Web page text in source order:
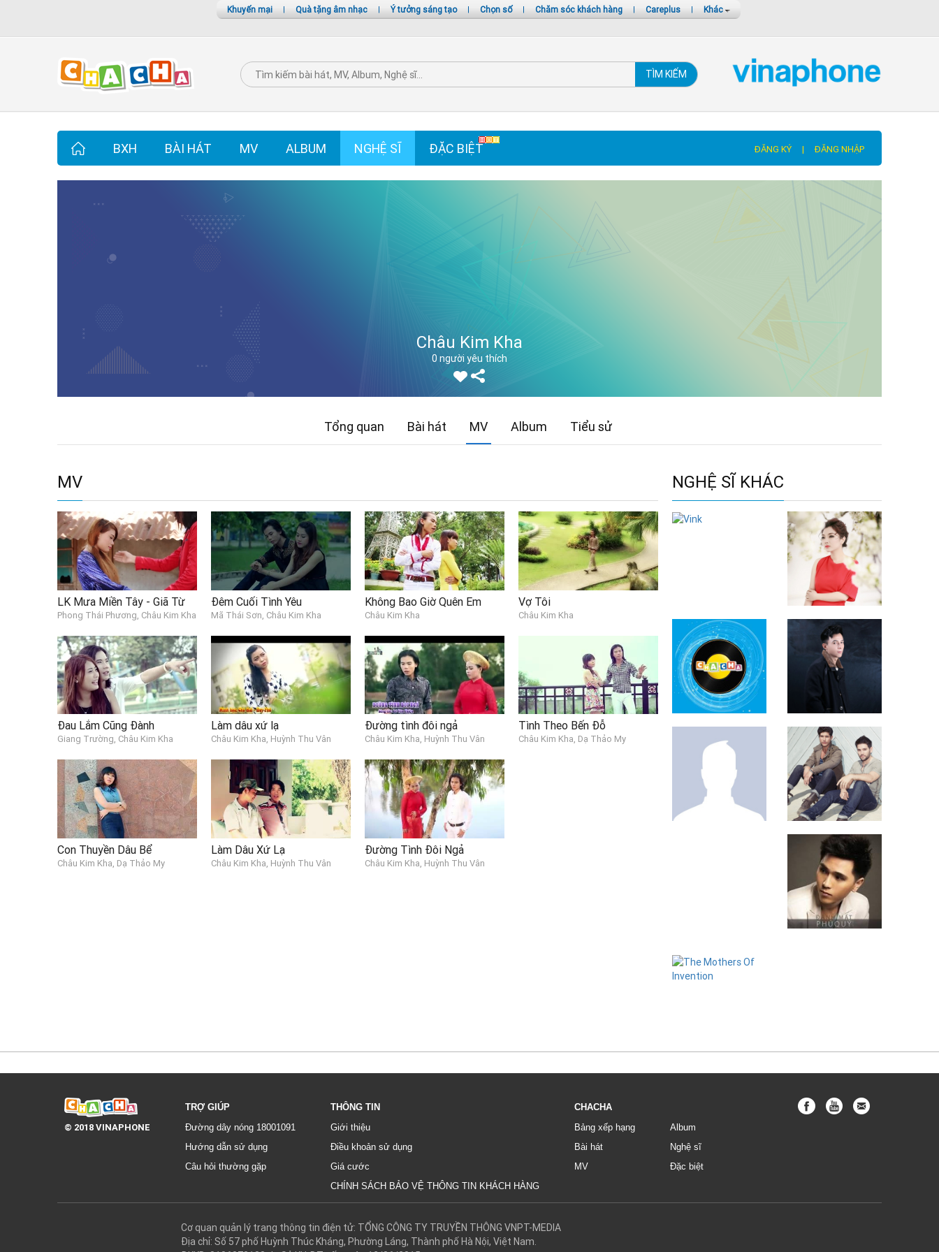
Khuyến mại | Quà tặng âm nhạc | Ý tưởng sáng tạo | Chọn số | Chăm sóc khách hàng | Careplus | Khác
TÌM KIẾM
BXH BÀI HÁT MV ALBUM NGHỆ SĨ ĐẶC BIỆT ĐĂNG KÝ | ĐĂNG NHẬP
Châu Kim Kha
0 người yêu thích
Tổng quan Bài hát MV Album Tiểu sử
MV
LK Mưa Miền Tây - Giã Từ
Phong Thái Phương, Châu Kim Kha
Đêm Cuối Tình Yêu
Mã Thái Sơn, Châu Kim Kha
Không Bao Giờ Quên Em
Châu Kim Kha
Vợ Tôi
Châu Kim Kha
Đau Lắm Cũng Đành
Giang Trường, Châu Kim Kha
Làm dâu xứ lạ
Châu Kim Kha, Huỳnh Thu Vân
Đường tình đôi ngả
Châu Kim Kha, Huỳnh Thu Vân
Tình Theo Bến Đỗ
Châu Kim Kha, Dạ Thảo My
Con Thuyền Dâu Bể
Châu Kim Kha, Dạ Thảo My
Làm Dâu Xứ Lạ
Châu Kim Kha, Huỳnh Thu Vân
Đường Tình Đôi Ngả
Châu Kim Kha, Huỳnh Thu Vân
NGHỆ SĨ KHÁC
© 2018 VINAPHONE
TRỢ GIÚP
Đường dây nóng 18001091
Hướng dẫn sử dụng
Câu hỏi thường gặp
THÔNG TIN
Giới thiệu
Điều khoản sử dụng
Giá cước
CHÍNH SÁCH BẢO VỆ THÔNG TIN KHÁCH HÀNG
CHACHA
Bảng xếp hạng
Bài hát
MV
Album
Nghệ sĩ
Đặc biệt
Cơ quan quản lý trang thông tin điện tử: TỔNG CÔNG TY TRUYỀN THÔNG VNPT-MEDIA
Địa chỉ: Số 57 phố Huỳnh Thúc Kháng, Phường Láng, Thành phố Hà Nội, Việt Nam.